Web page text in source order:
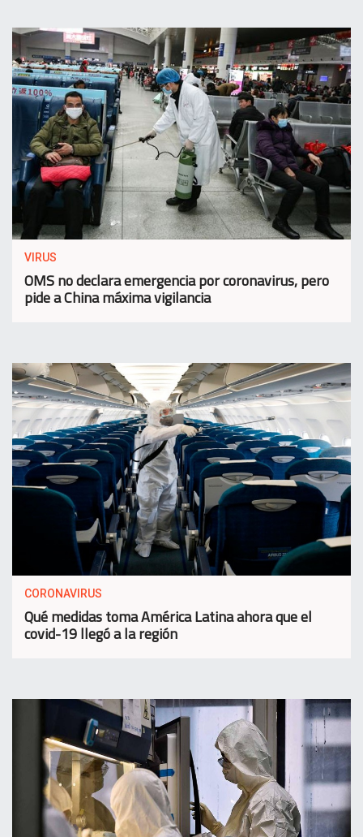
VIRUS
OMS no declara emergencia por coronavirus, pero
pide a China máxima vigilancia
CORONAVIRUS
Qué medidas toma América Latina ahora que el
covid-19 llegó a la región